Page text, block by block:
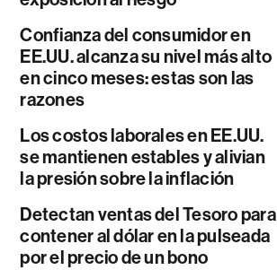
Confianza del consumidor en
EE.UU. alcanza su nivel más alto
en cinco meses: estas son las
razones
Los costos laborales en EE.UU.
se mantienen estables y alivian
la presión sobre la inflación
Detectan ventas del Tesoro para
contener al dólar en la pulseada
por el precio de un bono